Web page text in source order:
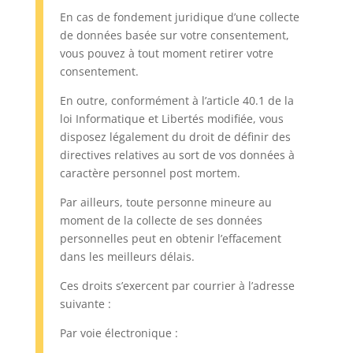
En cas de fondement juridique d’une collecte
de données basée sur votre consentement,
vous pouvez à tout moment retirer votre
consentement.
En outre, conformément à l’article 40.1 de la
loi Informatique et Libertés modifiée, vous
disposez légalement du droit de définir des
directives relatives au sort de vos données à
caractère personnel post mortem.
Par ailleurs, toute personne mineure au
moment de la collecte de ses données
personnelles peut en obtenir l’effacement
dans les meilleurs délais.
Ces droits s’exercent par courrier à l’adresse
suivante :
Par voie électronique :